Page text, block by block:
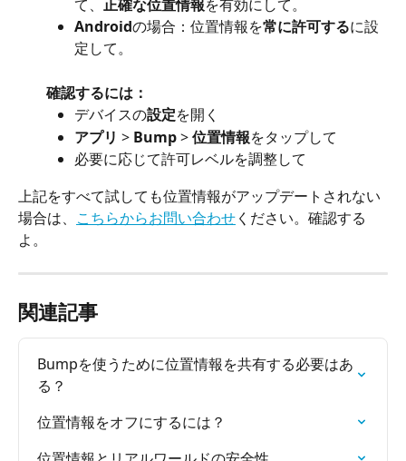
て、 正確な位置情報を有効にして。
Androidの場合：位置情報を常に許可するに設
定して。
確認するには：
デバイスの設定を開く
アプリ > Bump > 位置情報をタップして
必要に応じて許可レベルを調整して
上記をすべて試しても位置情報がアップデートされない
場合は、 こちらからお問い合わせください。確認する
よ。
関連記事
Bumpを使うために位置情報を共有する必要はあ
る？
位置情報をオフにするには？